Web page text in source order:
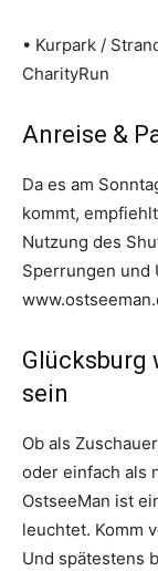
• Kurpark /
CharityRun
Anreise &
Da es am
kommt,
Nutzung des
Sperrungen und
Glücksburg
sein
Ob als
oder einfach als
OstseeMan ist
leuchtet. Komm
Und spätestens